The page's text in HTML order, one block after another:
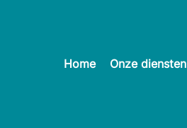
Home Onze diensten